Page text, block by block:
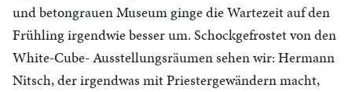
und betongrauen Museum ginge die Wartezeit auf den
Frühling irgendwie besser um. Schockgefrostet von den
White-Cube- Ausstellungsräumen sehen wir: Hermann
Nitsch, der irgendwas mit Priestergewändern macht,